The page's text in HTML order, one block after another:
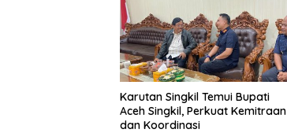
Karutan Singkil Temui Bupati
Aceh Singkil, Perkuat Kemitraan
dan Koordinasi